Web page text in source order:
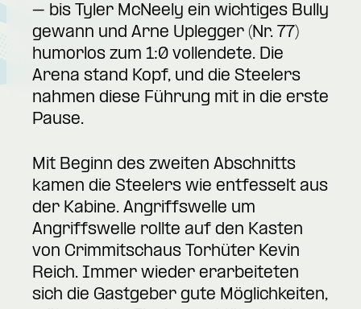
– bis Tyler McNeely ein wichtiges Bully
gewann und Arne Uplegger (Nr. 77)
humorlos zum 1:0 vollendete. Die
Arena stand Kopf, und die Steelers
nahmen diese Führung mit in die erste
Pause.
Mit Beginn des zweiten Abschnitts
kamen die Steelers wie entfesselt aus
der Kabine. Angriffswelle um
Angriffswelle rollte auf den Kasten
von Crimmitschaus Torhüter Kevin
Reich. Immer wieder erarbeiteten
sich die Gastgeber gute Möglichkeiten,